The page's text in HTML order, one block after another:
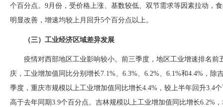
个百分点。9月份，受价格上涨、基数较低、双节需求等因素拉动，
明显改善，增速均较上月回升5个百分点以上。
（三）工业经济区域差异发展
疫情对西部地区工业影响较小。前三季度，地区工业增速排名
庆，工业增加值同比分别增长7.1%、6.3%、6.2%、6.1%和4.4%，
季度，重庆市规模以上工业增加值同比增长4.4%，较上半年回升3.4
高于去年同期3.9个百分点。吉林规模以上工业增加值同比增长6.2%